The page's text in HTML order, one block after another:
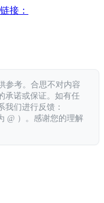
接：
参考。合思不对内容
承诺或保证。如有任
我们进行反馈：
@ ）。感谢您的理解